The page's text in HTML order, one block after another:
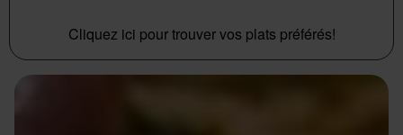
Cliquez ici pour trouver vos plats préférés!